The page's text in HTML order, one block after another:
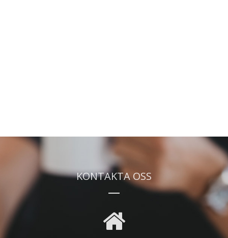
KONTAKTA OSS